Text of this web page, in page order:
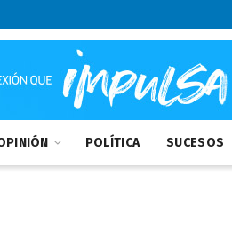
POLÍTICA SUCESOS